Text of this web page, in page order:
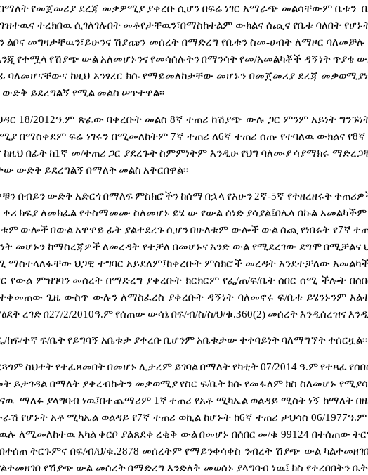
የመጀመሪያ ደረጃ መቃዎሚያ ያቀረቡ ሲሆን በፍሬ ነገር አማራጭ መልሳቸውም ቤቱን
ገዝተዉና ተረክበዉ ሲገለገሉበት መቆየታቸዉን፣በማስከተልም ውክልና ሰጪና የቤቱ ባለበት
ልቦና መግዛታቸዉን፣ይሁንና ሽያጩን መሰረት በማድረግ የቤቱን ስመ-ሀብት ለማዞር ባለመቻሉ
የተሟላ የሽያጭ ውልአለመሆኑንና የመሳሰሉትን በማንሳት የመ/አመልካቾች ዳኝነት ጥያቄ
ባለመሆናቸውና ከዚህ አንፃረር ክሱ የማይመለከታቸው መሆኑን በመጀመሪያ ደረጃ
ውድቅ ይደረግልኝ የሚል መልስ ሠጥተዋል፡፡
18/2012ዓ.ም ጽፈው ባቀረቡት መልስ 8ኛ ተጠሪ ከሽያጭ ውሉ ጋር ምንም አይነት
በማስቀደም ፍሬ ነገሩን በሚመለከትም 7ኛ ተጠሪ ለ6ኛ ተጠሪ ሰጡ የተባለዉ ውክልና የ8ኛ
ከዚህ በፊት ከ1 ኛ መ/ተጠሪ ጋር ያደረጉት ስምምነትም እንዲሁ የህግ ባለሙያ ሳያማክሩ
ውድቅ ይደረግልኝ በማለት መልስ አቅርበዋል፡፡
በብይን ውድቅ አድርጎ በማለፍ ምስክሮችን ከሰማ በኋላ የአሁን 2ኛ-5ኛ የተዘረዘሩት
ቀሪ ክፍያ ለመክፈል የተስማመሙ ስለመሆኑ ይሄ ው የውል ሰነድ ያሳያል፤በሌላ በኩል አመልካችም
ውሎች በውል አዋዋይ ፊት ያልተደረጉ ሲሆን በሁለቱም ውሎች ውል ሰጪ የነበሩት የ7ኛ
መሆኑን ከማስረጃዎች ለመረዳት የተቻለ በመሆኑና አንድ ውል የሚደረገው ደግሞ በሚቻልና
ማስተላለፋቸው ህጋዊ ተግባር አይደለም፤ከቀረቡት ምስክሮች መረዳት እንደተቻለው
የውል ምዝገባን መሰረት በማድረግ ያቀረቡት ክርክርም የፌ/ጠ/ፍ/ቤት ሰበር ሰሚ ችሎት
ጊዜ ውስጥ ውሉን ለማስፈረስ ያቀረቡት ዳኝነት ባለመኖሩ ፍ/ቤቱ ይሄንኑንም
ረገድበ27/2/2010ዓ.ምየሰጠው ውሳኔበፍ/ብ/ስ/ስ/ህ/ቁ.360(2) መሰረትእንዲሰረዝና
/ከፍ/ተኛ ፍ/ቤትየይግባኝ አቤቱታ ያቀረቡቢሆንምአቤቱታው ተቀባይነትባለማግኘትተሰርዟል፡፡
ስህተትየተፈጸመበትበመሆኑ ሊታረም ይገባልበማለትየካቲት07/2014 ዓ.ምየተጻፈ
ይታገዳል በማለት ያቀረብኩትን መቃወሚያ የስር ፍ/ቤት ክሱ የመፋለም ክስ ስለመሆኑ
ማለፉ ያላግባብ ነዉ፤በተጨማሪም 1 ኛ ተጠሪ የአቶ ሚካኤል ወልዳይ ሚስት ነኝ ከማለት
የሆኑት አቶ ሚካኤል ወልዳይ የ7ኛ ተጠሪ ወኪል ከሆኑት ከ6ኛ ተጠሪ ታህሳስ 06/1977ዓ.ም
ዉሉ ለሚመለከተዉ አካል ቀርቦ ያልጸደቀ ረቂቅ ውል በመሆኑ በሰበር መ/ቁ 99124 በተሰጠው
በተሰጠ ትርጉምና በፍ/ብ/ህ/ቁ.2878 መሰረትም የማይንቀሳቀስ ንብረት ሽያጭ ውል
የሽያጭ ውል መሰረት በማድረግ እንድለቅ መወሰኑ ያላግባብ ነዉ፤ ክስ የቀረበበትን ቤት